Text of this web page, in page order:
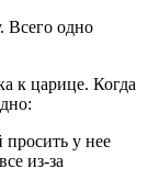
Всего одно
к царице. Когда
у нее
из-за